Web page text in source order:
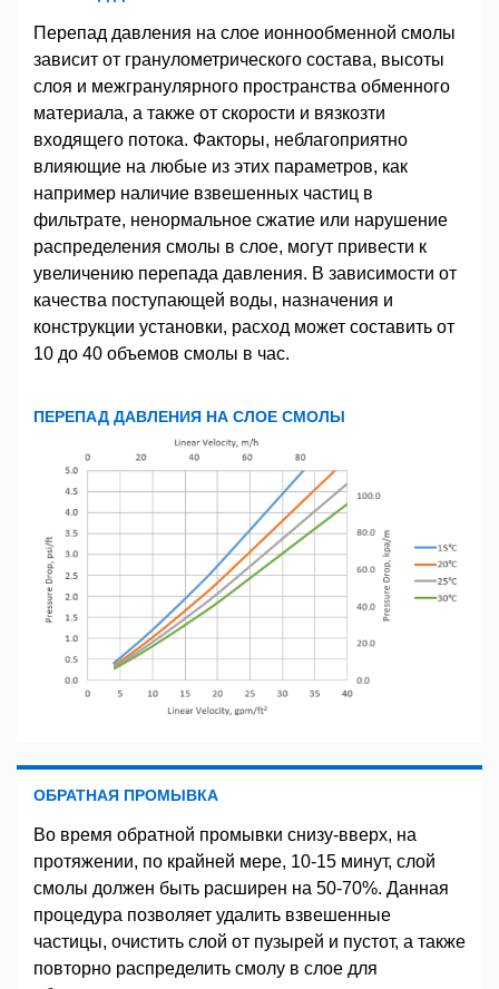
Перепад давления на слое ионнообменной смолы
зависит от гранулометрического состава, высоты
слоя и межгранулярного пространства обменного
материала, а также от скорости и вязкозти
входящего потока. Факторы, неблагоприятно
влияющие на любые из этих параметров, как
например наличие взвешенных частиц в
фильтрате, ненормальное сжатие или нарушение
распределения смолы в слое, могут привести к
увеличению перепада давления. В зависимости от
качества поступающей воды, назначения и
конструкции установки, расход может составить от
10 до 40 объемов смолы в час.
ПЕРЕПАД ДАВЛЕНИЯ НА СЛОЕ СМОЛЫ
ОБРАТНАЯ ПРОМЫВКА
Во время обратной промывки снизу-вверх, на
протяжении, по крайней мере, 10-15 минут, слой
смолы должен быть расширен на 50-70%. Данная
процедура позволяет удалить взвешенные
частицы, очистить слой от пузырей и пустот, а также
повторно распределить смолу в слое для